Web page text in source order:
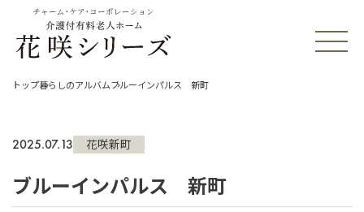
チャーム・ケア・コーポレーション
トップ暮らしのアルバムブルーインパルス 新町
2025.07.13 花咲新町
ブルーインパルス 新町